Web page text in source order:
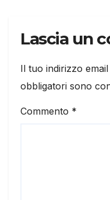
Lascia un
Il tuo indirizzo
obbligatori sono
Commento *